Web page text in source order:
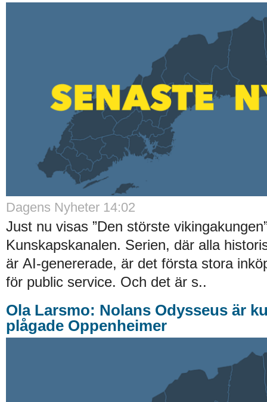
Dagens Nyheter 14:02
Just nu visas ”Den störste
Kunskapskanalen. Serien, där alla
är AI-genererade, är det första stora
för public service. Och det är s..
Ola Larsmo: Nolans Odysseus är
plågade Oppenheimer